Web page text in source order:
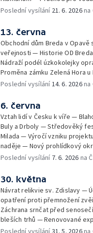
krumlovského Plešivce — Mladí
ovce — 60 let Ostře
Unikátní minikino v centru
Charitativní akce na
letišti — Vzpomínka na boj
parašutistů — Vzácný zápisník
muzejní sbírce — Sochařský
ve městě
Poslední vysílání 21. 6. 2026na
13. června
Obchodní dům Breda v Opavě
veřejnosti — Historie OD
Nádraží podél úzkokolejky
Proměna zámku Zelená Hora
120 let modrotisku ve Strážnici
dobrou sezonu — Kvalita vody
koupalištích — Soutěž hasičů v
na Slezské Hartě — Expedice
vyrazila do Řecka — Ocenění
radiokomunikační středisko —
zkoušky uměleckých kovářů
kovářského řemesla — Odstřel
otevřených zahrad —
snímků staré Šumavy
Poslední vysílání14. 6. 2026na
6. června
Vztah lidí v Česku k víře —
Buly a Drboly — Středověký
Milada — Výročí vzniku
naděje — Nový prohlídkový
v Litomyšli — Začátek
zoo slaví 70 let — Den
Celostátní soutěž Stroj času
Poslední vysílání 7. 6. 2026 na
30. května
Návrat relikvie sv. Zdislavy —
opatření proti přemnožení
Záchrana srnčat před
bleších trhů — Renovované
Leteckého muzea Kbely —
Poslední vysílání31. 5. 2026na